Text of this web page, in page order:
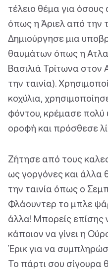
τέλειο θέμα για
όπως η Άριελ από την
Δημιούργησε μια
θαυμάτων όπως η
Βασιλιά Τρίτωνα
την ταινία).
κοχύλια,
φόντου, κρέμασε πολύ
οροφή και πρόσθεσε
Ζήτησε από τους
ως γοργόνες και
την ταινία όπως ο
Φλάουντερ το μπλε
άλλα! Μπορείς επίσης
κάποιον να γίνει η
Έρικ για να
Το πάρτι σου σίγουρα